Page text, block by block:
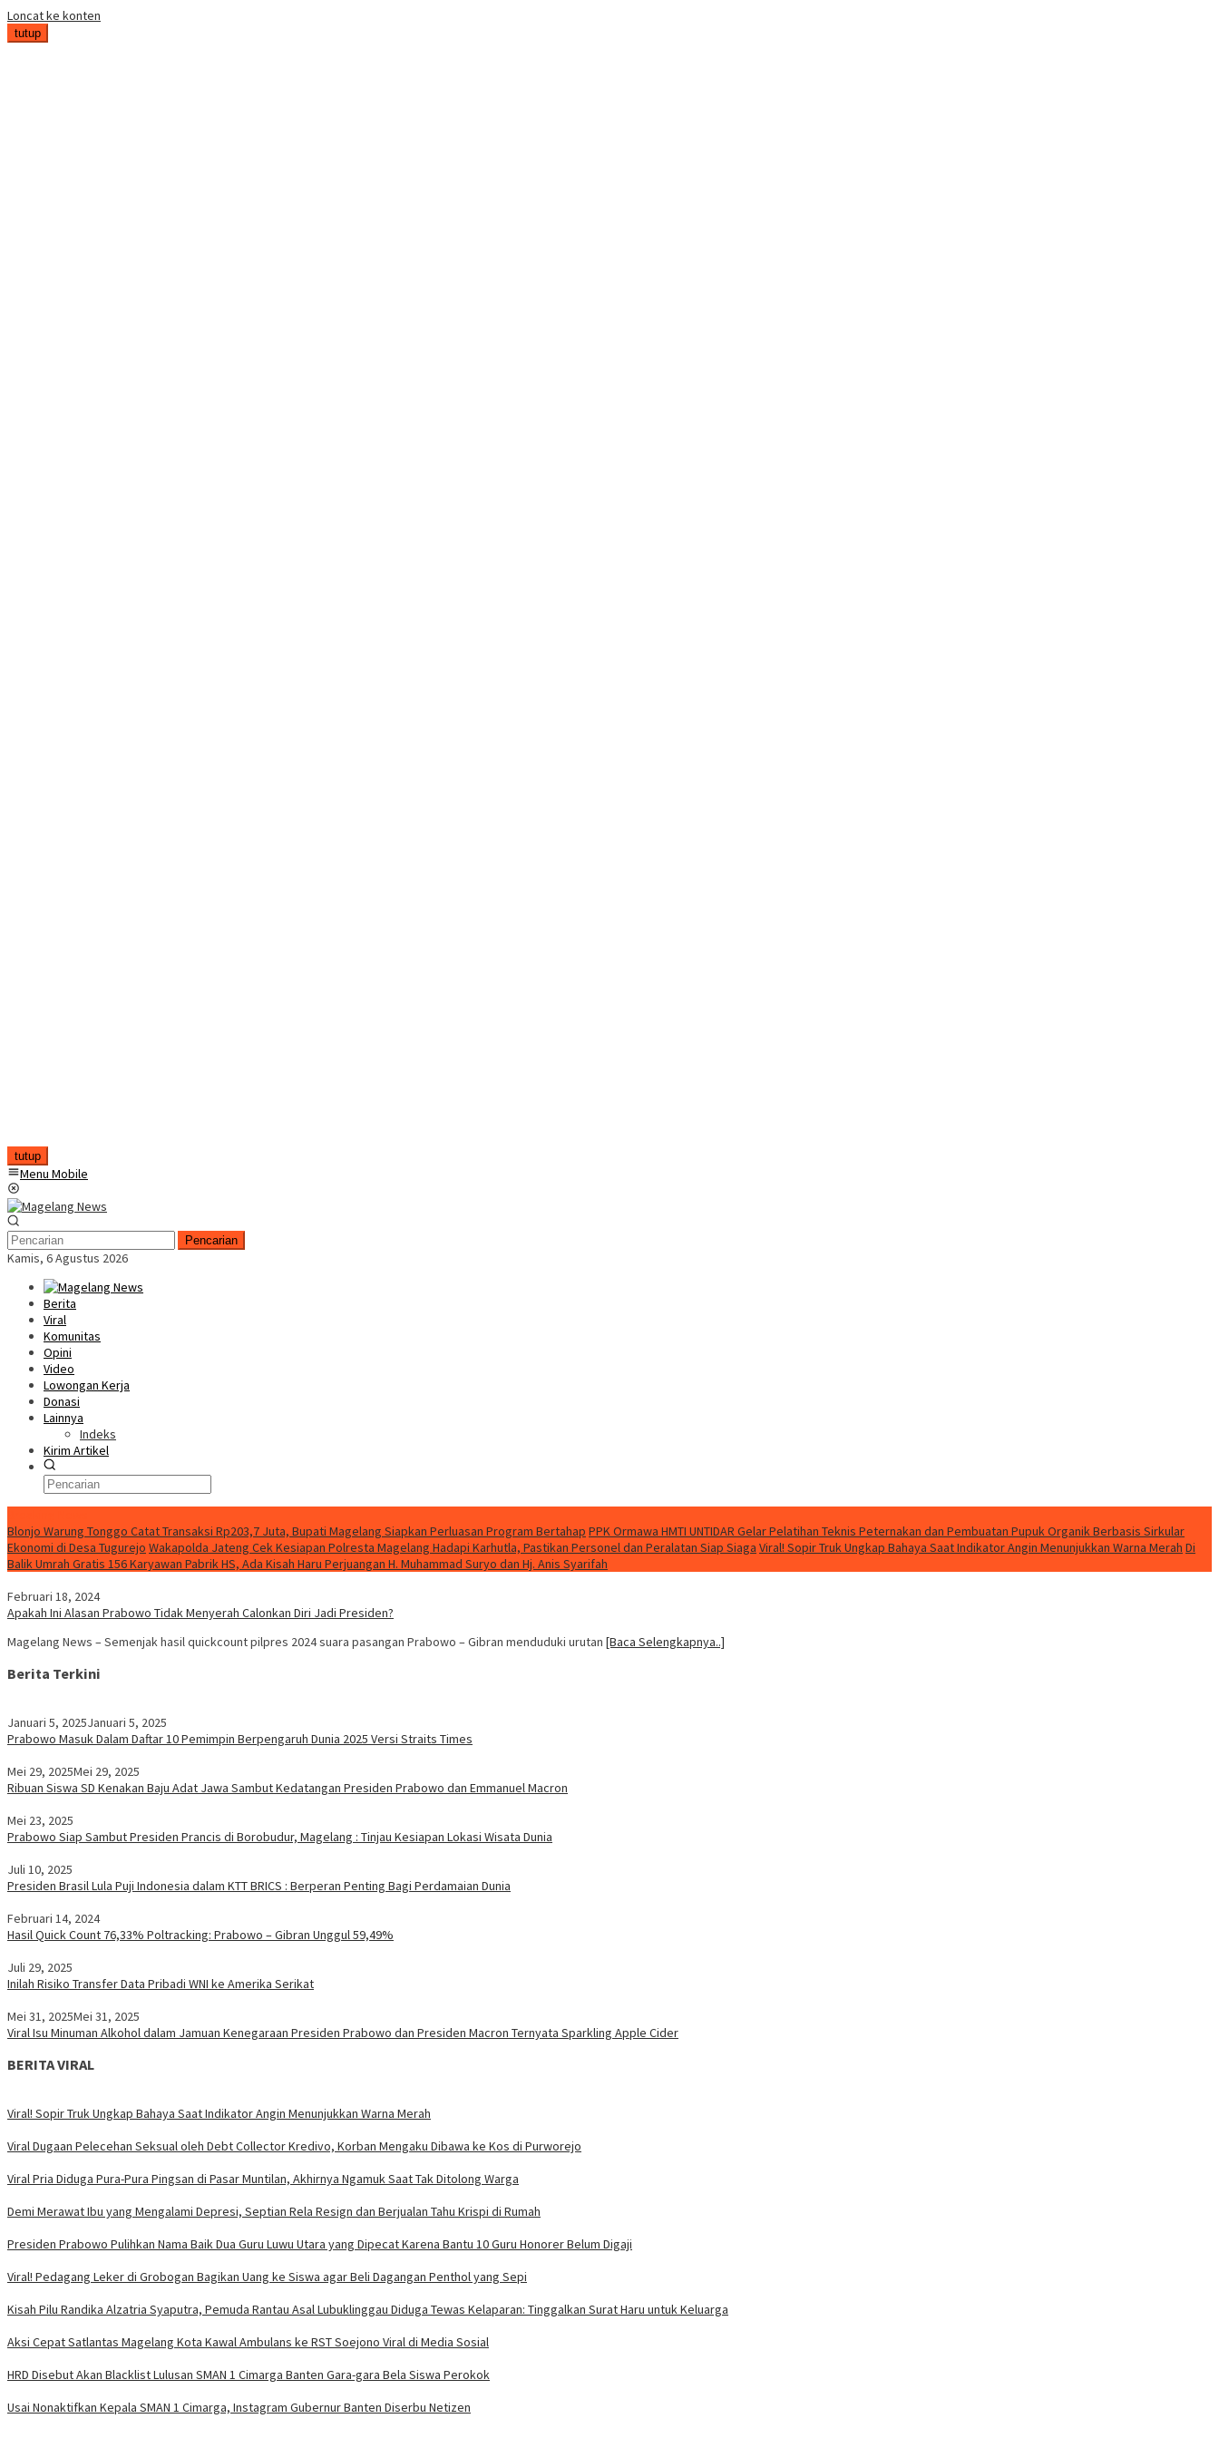
Loncat ke konten
tutup
tutup
Menu Mobile
Pencarian
Kamis, 6 Agustus 2026
Berita
Viral
Komunitas
Opini
Video
Lowongan Kerja
Donasi
Lainnya
Indeks
Kirim Artikel
Blonjo Warung Tonggo Catat Transaksi Rp203,7 Juta, Bupati Magelang Siapkan Perluasan Program Bertahap PPK Ormawa HMTI UNTIDAR Gelar Pelatihan Teknis Peternakan dan Pembuatan Pupuk Organik Berbasis Sirkular
Ekonomi di Desa Tugurejo Wakapolda Jateng Cek Kesiapan Polresta Magelang Hadapi Karhutla, Pastikan Personel dan Peralatan Siap Siaga Viral! Sopir Truk Ungkap Bahaya Saat Indikator Angin Menunjukkan Warna Merah Di
Balik Umrah Gratis 156 Karyawan Pabrik HS, Ada Kisah Haru Perjuangan H. Muhammad Suryo dan Hj. Anis Syarifah
Februari 18, 2024
Apakah Ini Alasan Prabowo Tidak Menyerah Calonkan Diri Jadi Presiden?
Magelang News – Semenjak hasil quickcount pilpres 2024 suara pasangan Prabowo – Gibran menduduki urutan [Baca Selengkapnya..]
Berita Terkini
Januari 5, 2025Januari 5, 2025
Prabowo Masuk Dalam Daftar 10 Pemimpin Berpengaruh Dunia 2025 Versi Straits Times
Mei 29, 2025Mei 29, 2025
Ribuan Siswa SD Kenakan Baju Adat Jawa Sambut Kedatangan Presiden Prabowo dan Emmanuel Macron
Mei 23, 2025
Prabowo Siap Sambut Presiden Prancis di Borobudur, Magelang : Tinjau Kesiapan Lokasi Wisata Dunia
Juli 10, 2025
Presiden Brasil Lula Puji Indonesia dalam KTT BRICS : Berperan Penting Bagi Perdamaian Dunia
Februari 14, 2024
Hasil Quick Count 76,33% Poltracking: Prabowo – Gibran Unggul 59,49%
Juli 29, 2025
Inilah Risiko Transfer Data Pribadi WNI ke Amerika Serikat
Mei 31, 2025Mei 31, 2025
Viral Isu Minuman Alkohol dalam Jamuan Kenegaraan Presiden Prabowo dan Presiden Macron Ternyata Sparkling Apple Cider
BERITA VIRAL
Viral! Sopir Truk Ungkap Bahaya Saat Indikator Angin Menunjukkan Warna Merah
Viral Dugaan Pelecehan Seksual oleh Debt Collector Kredivo, Korban Mengaku Dibawa ke Kos di Purworejo
Viral Pria Diduga Pura-Pura Pingsan di Pasar Muntilan, Akhirnya Ngamuk Saat Tak Ditolong Warga
Demi Merawat Ibu yang Mengalami Depresi, Septian Rela Resign dan Berjualan Tahu Krispi di Rumah
Presiden Prabowo Pulihkan Nama Baik Dua Guru Luwu Utara yang Dipecat Karena Bantu 10 Guru Honorer Belum Digaji
Viral! Pedagang Leker di Grobogan Bagikan Uang ke Siswa agar Beli Dagangan Penthol yang Sepi
Kisah Pilu Randika Alzatria Syaputra, Pemuda Rantau Asal Lubuklinggau Diduga Tewas Kelaparan: Tinggalkan Surat Haru untuk Keluarga
Aksi Cepat Satlantas Magelang Kota Kawal Ambulans ke RST Soejono Viral di Media Sosial
HRD Disebut Akan Blacklist Lulusan SMAN 1 Cimarga Banten Gara-gara Bela Siswa Perokok
Usai Nonaktifkan Kepala SMAN 1 Cimarga, Instagram Gubernur Banten Diserbu Netizen